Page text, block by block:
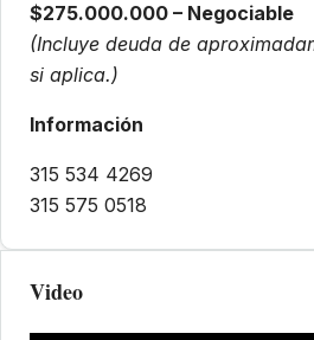
$275.000.000 – Negociable
(Incluye deuda de
si aplica.)
Información
315 534 4269
315 575 0518
Video